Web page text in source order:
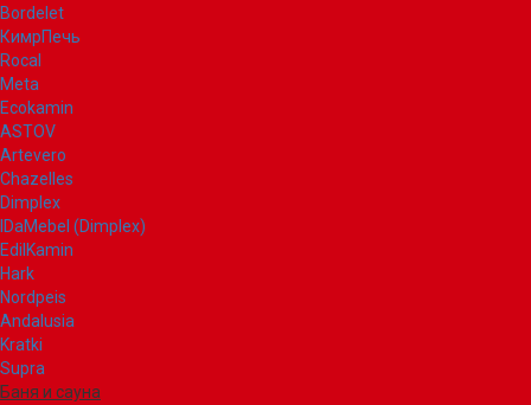
Bordelet
КимрПечь
Rocal
Meta
Ecokamin
ASTOV
Artevero
Chazelles
Dimplex
IDaMebel (Dimplex)
EdilKamin
Hark
Nordpeis
Andalusia
Kratki
Supra
Баня и сауна